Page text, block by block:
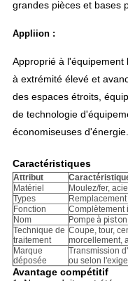
grandes pièces et bases
Appliion :
Approprié à l'équipement
à extrémité élevé et
des espaces étroits,
de technologie
économiseuses d'énergie.
Caractéristiques
Attribut
Matériel
Moulez/fer,
Types
Fonction
Complètement
Nom
Pompe à
Technique de
traitement
Coupe, tour,
morcellement,
Marque
déposée
Transmission
ou selon
Avantage compétitif